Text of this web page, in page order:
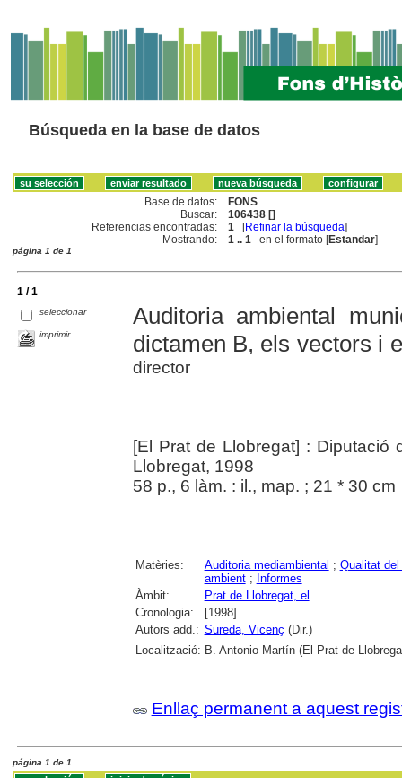
Búsqueda en la base de datos
Base de datos:
FONS
Buscar:
106438 []
Referencias encontradas:
1 [Refinar la búsqueda]
Mostrando:
1 .. 1 en el formato [Estandar]
página 1 de 1
1 / 1
seleccionar
imprimir
Auditoria ambiental
dictamen B, els vectors i
director
[El Prat de Llobregat] : Diputació
Llobregat, 1998
58 p., 6 làm. : il., map. ; 21 * 30 cm
Matèries: Auditoria mediambiental ; Qualitat
ambient; Informes
Àmbit:
Prat de Llobregat, el
Cronologia:
[1998]
Autors add.: Sureda, Vicenç (Dir.)
Localització: B. Antonio Martín (El Prat de
Enllaç permanent a aquest
página 1 de 1